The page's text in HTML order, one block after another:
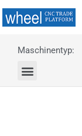
Maschinentyp: